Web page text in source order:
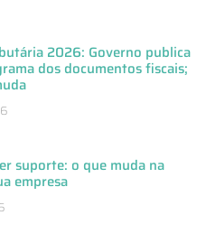
2026: Governo publica
dos documentos fiscais;
suporte: o que muda na
empresa